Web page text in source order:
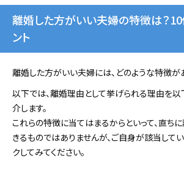
離婚した方がいい夫婦の特徴は？10
ント
離婚した方がいい夫婦には、どのような特徴が
以下では、離婚理由として挙げられる理由を
介します。
これらの特徴に当てはまるからといって、直ち
きるものではありませんが、ご自身が該当して
クしてみてください。